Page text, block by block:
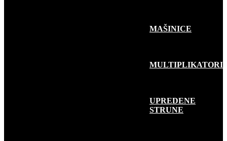
MAŠINICE
MULTIPLIKATORI
UPREDENE
STRUNE